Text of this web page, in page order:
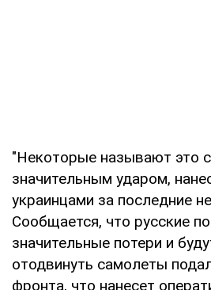
"Некоторые называют это
значительным ударом,
украинцами за последние
Сообщается, что русские
значительные потери и
отодвинуть самолеты
фронта, что нанесет